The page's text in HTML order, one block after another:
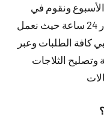
ونقوم في
توفير خدمة الصيانة والتصليح على مدار 24 ساعة حيث نعمل
كافة الطلبات وعبر
الثلاجات